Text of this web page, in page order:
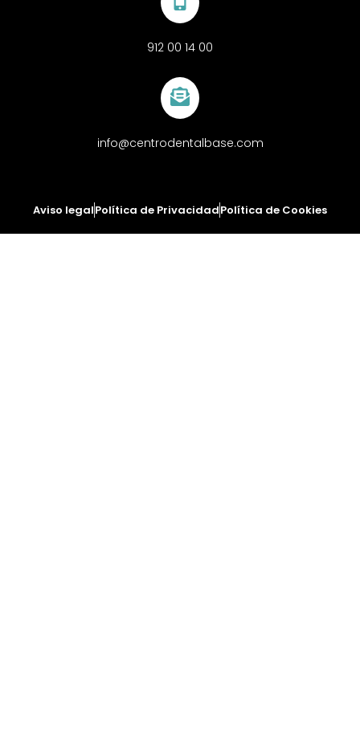
912 00 14 00
info@centrodentalbase.com
Aviso legalPolítica de PrivacidadPolítica de Cookies